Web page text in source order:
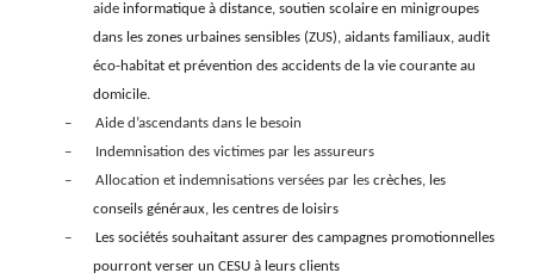
aide informatique à distance, soutien scolaire en minigroupes
dans les zones urbaines sensibles (ZUS), aidants familiaux, audit
éco-habitat et prévention des accidents de la vie courante au
domicile.
–
Aide d’ascendants dans le besoin
–
Indemnisation des victimes par les assureurs
–
Allocation et indemnisations versées par les crèches, les
conseils généraux, les centres de loisirs
–
Les sociétés souhaitant assurer des campagnes promotionnelles
pourront verser un CESU à leurs clients